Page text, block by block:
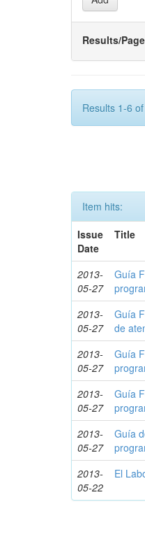
Results/Page
Results 1-6
Item hits:
Issue
Date
Title
2013-
05-27
Guía
2013-
05-27
Guía
de
2013-
05-27
Guía
2013-
05-27
Guía
2013-
05-27
Guía
2013-
05-22
El